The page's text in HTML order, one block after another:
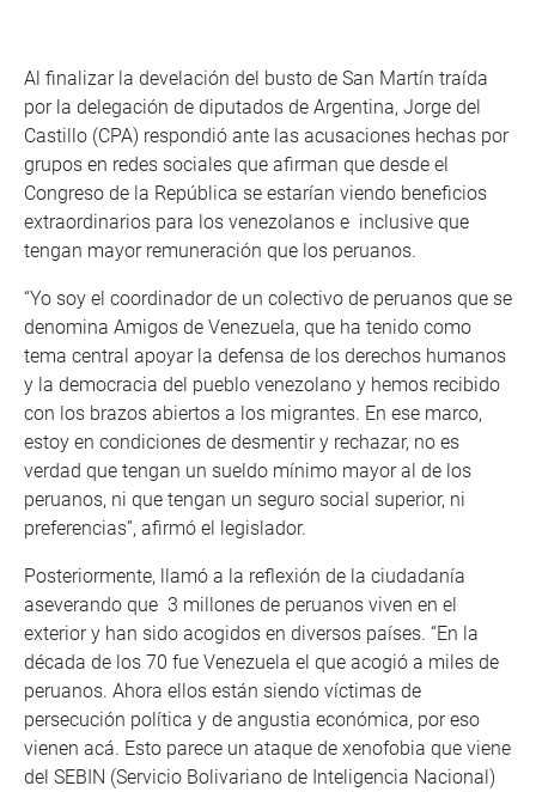
Al finalizar la develación del busto de San Martín traída
por la delegación de diputados de Argentina, Jorge del
Castillo (CPA) respondió ante las acusaciones hechas por
grupos en redes sociales que afirman que desde el
Congreso de la República se estarían viendo beneficios
extraordinarios para los venezolanos e inclusive que
tengan mayor remuneración que los peruanos.
“Yo soy el coordinador de un colectivo de peruanos que se
denomina Amigos de Venezuela, que ha tenido como
tema central apoyar la defensa de los derechos humanos
y la democracia del pueblo venezolano y hemos recibido
con los brazos abiertos a los migrantes. En ese marco,
estoy en condiciones de desmentir y rechazar, no es
verdad que tengan un sueldo mínimo mayor al de los
peruanos, ni que tengan un seguro social superior, ni
preferencias”, afirmó el legislador.
Posteriormente, llamó a la reflexión de la ciudadanía
aseverando que 3 millones de peruanos viven en el
exterior y han sido acogidos en diversos países. “En la
década de los 70 fue Venezuela el que acogió a miles de
peruanos. Ahora ellos están siendo víctimas de
persecución política y de angustia económica, por eso
vienen acá. Esto parece un ataque de xenofobia que viene
del SEBIN (Servicio Bolivariano de Inteligencia Nacional)